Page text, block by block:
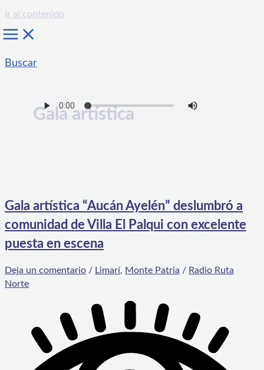
Ir al contenido
Buscar
Gala artística
Gala artística “Aucán Ayelén” deslumbró a
comunidad de Villa El Palqui con excelente
puesta en escena
Deja un comentario / Limarí, Monte Patria / Radio Ruta
Norte